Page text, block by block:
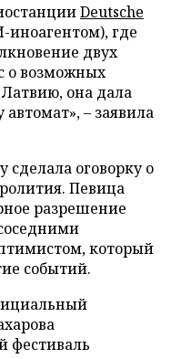
Deutsche
где
двух
о возможных
она дала
– заявила
сделала оговорку о
Певица
разрешение
который
событий.
фестиваль